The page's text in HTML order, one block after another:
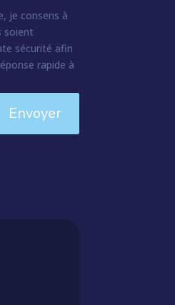
je consens à
soient
sécurité afin
rapide à
Envoyer